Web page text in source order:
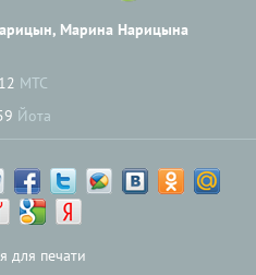
Марина Нарицына
МТС
Йота
для печати